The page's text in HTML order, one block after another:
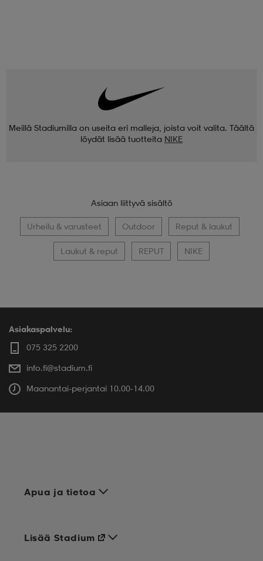
Meillä Stadiumilla on useita eri malleja, joista voit valita. Täältä
löydät lisää tuotteita NIKE
Asiaan liittyvä sisältö
Urheilu & varusteet Outdoor Reput & laukut
Laukut & reput REPUT NIKE
Asiakaspalvelu:
075 325 2200
info.fi@stadium.fi
Maanantai-perjantai 10.00-14.00
Apua ja tietoa
Lisää Stadium